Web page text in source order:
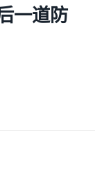
一道防